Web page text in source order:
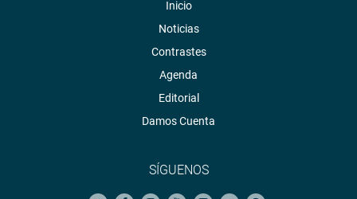
Inicio
Noticias
Contrastes
Agenda
Editorial
Damos Cuenta
SÍGUENOS